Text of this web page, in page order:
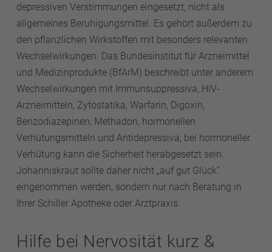
depressiven Verstimmungen eingesetzt, nicht als
allgemeines Beruhigungsmittel. Es gehört außerdem zu
den pflanzlichen Wirkstoffen mit besonders relevanten
Wechselwirkungen. Das Bundesinstitut für Arzneimittel
und Medizinprodukte (BfArM) beschreibt unter anderem
Wechselwirkungen mit Immunsuppressiva, HIV-
Arzneimitteln, Zytostatika, Warfarin, Digoxin,
Benzodiazepinen, Methadon, hormonellen
Verhütungsmitteln und Antidepressiva; bei hormoneller
Verhütung kann die Sicherheit herabgesetzt sein.
Johanniskraut sollte daher nicht „auf gut Glück“
eingenommen werden, sondern nur nach Beratung in
Ihrer Schiller Apotheke oder Arztpraxis.
Hilfe bei Nervosität kurz &